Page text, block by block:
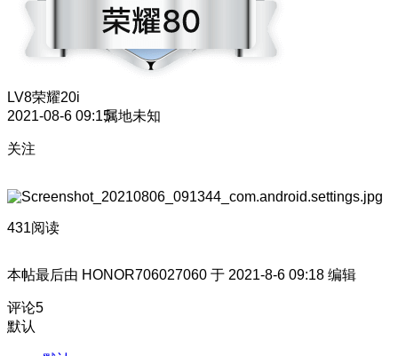
LV8荣耀20i
2021-08-6 09:15属地未知
关注
431阅读
本帖最后由 HONOR706027060 于 2021-8-6 09:18 编辑
评论5
默认